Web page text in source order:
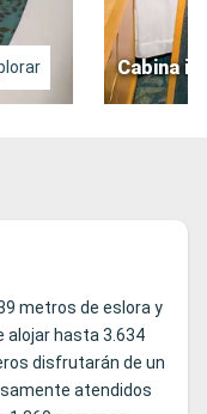
Cabina
metros de eslora y
alojar hasta 3.634
disfrutarán de un
atendidos